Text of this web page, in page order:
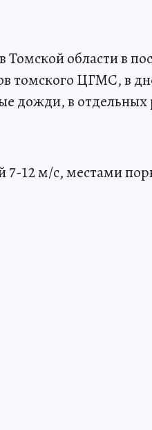
Томской области в
томского ЦГМС, в
дожди, в
7-12 м/с, местами